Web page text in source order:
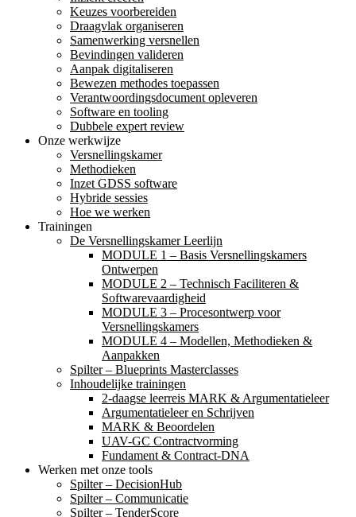
Keuzes voorbereiden
Draagvlak organiseren
Samenwerking versnellen
Bevindingen valideren
Aanpak digitaliseren
Bewezen methodes toepassen
Verantwoordingsdocument opleveren
Software en tooling
Dubbele expert review
Onze werkwijze
Versnellingskamer
Methodieken
Inzet GDSS software
Hybride sessies
Hoe we werken
Trainingen
De Versnellingskamer Leerlijn
MODULE 1 – Basis Versnellingskamers
Ontwerpen
MODULE 2 – Technisch Faciliteren &
Softwarevaardigheid
MODULE 3 – Procesontwerp voor
Versnellingskamers
MODULE 4 – Modellen, Methodieken &
Aanpakken
Spilter – Blueprints Masterclasses
Inhoudelijke trainingen
2-daagse leerreis MARK & Argumentatieleer
Argumentatieleer en Schrijven
MARK & Beoordelen
UAV-GC Contractvorming
Fundament & Contract-DNA
Werken met onze tools
Spilter – DecisionHub
Spilter – Communicatie
Spilter – TenderScore